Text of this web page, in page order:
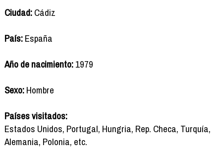
Ciudad:Cádiz
País:España
Año de nacimiento:1979
Sexo:Hombre
Países visitados:
Estados Unidos, Portugal, Hungria, Rep. Checa, Turquía,
Alemania, Polonia, etc.